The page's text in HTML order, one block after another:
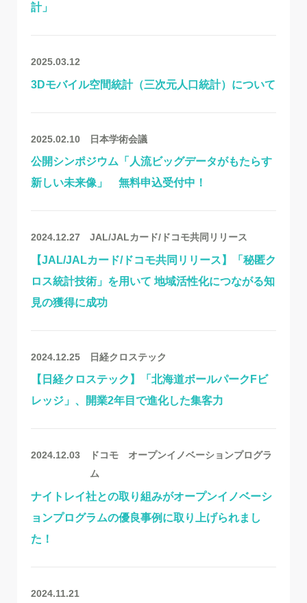
計」
2025.03.12
3Dモバイル空間統計（三次元人口統計）について
2025.02.10 日本学術会議
公開シンポジウム「人流ビッグデータがもたらす
新しい未来像」 無料申込受付中！
2024.12.27 JAL/JALカード/ドコモ共同リリース
【JAL/JALカード/ドコモ共同リリース】「秘匿ク
ロス統計技術」を用いて 地域活性化につながる知
見の獲得に成功
2024.12.25 日経クロステック
【日経クロステック】「北海道ボールパークFビ
レッジ」、開業2年目で進化した集客力
2024.12.03
ドコモ オープンイノベーションプログラ
ム
ナイトレイ社との取り組みがオープンイノベーシ
ョンプログラムの優良事例に取り上げられまし
た！
2024.11.21